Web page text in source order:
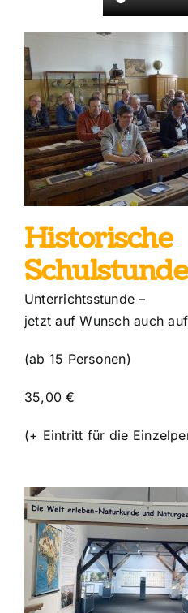
Historische
Schulstunde
Unterrichtsstunde –
jetzt auf Wunsch auch
(ab 15 Personen)
35,00 €
(+ Eintritt für die